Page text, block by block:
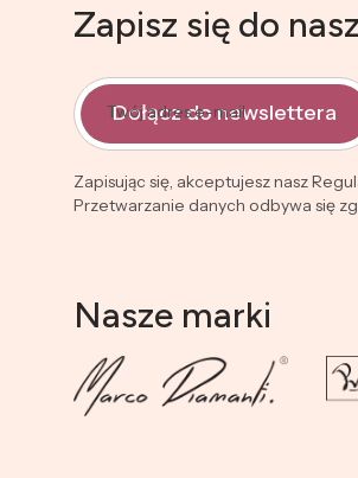
Zapisz się do
Twój adres e-mail
Dołącz do newslettera
Zapisując się, akceptujesz nasz
Przetwarzanie danych odbywa się
Nasze marki